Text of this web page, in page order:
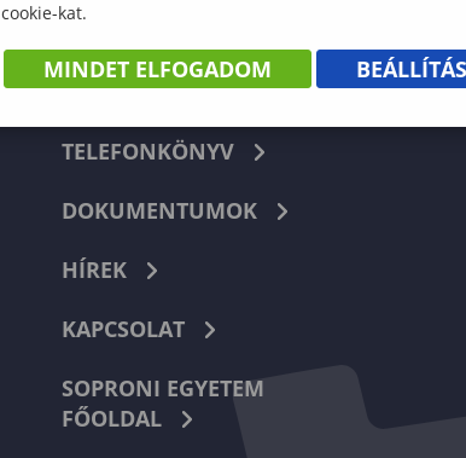
TELEFONKÖNYV
DOKUMENTUMOK
HÍREK
KAPCSOLAT
SOPRONI EGYETEM
FŐOLDAL
cookie-kat.
MINDET ELFOGADOM